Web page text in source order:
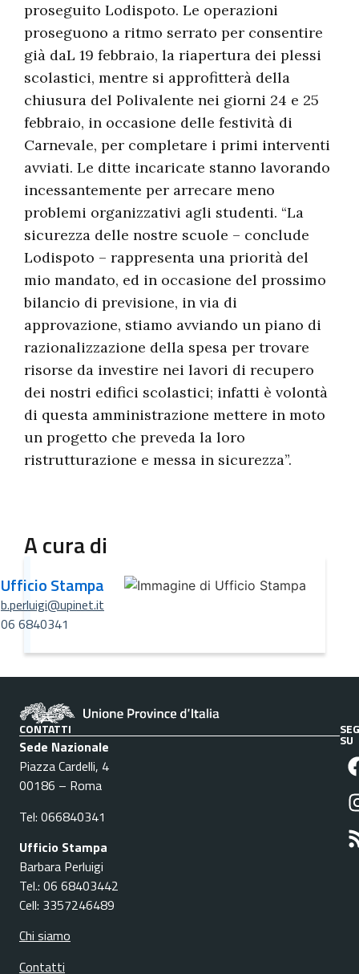
proseguito Lodispoto. Le operazioni
proseguono a ritmo serrato per consentire
già daL 19 febbraio, la riapertura dei plessi
scolastici, mentre si approfitterà della
chiusura del Polivalente nei giorni 24 e 25
febbraio, in occasione delle festività di
Carnevale, per completare i primi interventi
avviati. Le ditte incaricate stanno lavorando
incessantemente per arrecare meno
problemi organizzativi agli studenti. “La
sicurezza delle nostre scuole – conclude
Lodispoto – rappresenta una priorità del
mio mandato, ed in occasione del prossimo
bilancio di previsione, in via di
approvazione, stiamo avviando un piano di
razionalizzazione della spesa per trovare
risorse da investire nei lavori di recupero
dei nostri edifici scolastici; infatti è volontà
di questa amministrazione mettere in moto
un progetto che preveda la loro
ristrutturazione e messa in sicurezza”.
A cura di
Ufficio Stampa
b.perluigi@upinet.it
06 6840341
CONTATTI
Sede Nazionale
Piazza Cardelli, 4
00186 – Roma
Tel: 066840341
Ufficio Stampa
Barbara Perluigi
Tel.: 06 68403442
Cell: 3357246489
Chi siamo
Contatti
SU